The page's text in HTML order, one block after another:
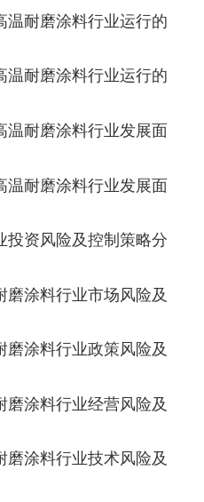
耐磨涂料行业运行的
耐磨涂料行业运行的
耐磨涂料行业发展面
耐磨涂料行业发展面
投资风险及控制策略分
涂料行业市场风险及
涂料行业政策风险及
涂料行业经营风险及
涂料行业技术风险及